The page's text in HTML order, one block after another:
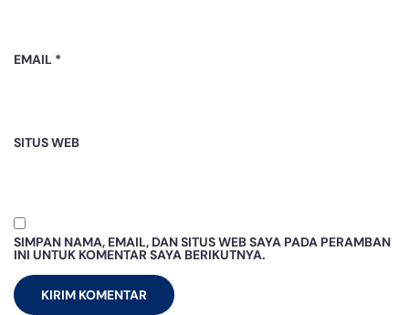
EMAIL *
SITUS WEB
SIMPAN NAMA, EMAIL, DAN SITUS WEB SAYA PADA PERAMBAN
INI UNTUK KOMENTAR SAYA BERIKUTNYA.